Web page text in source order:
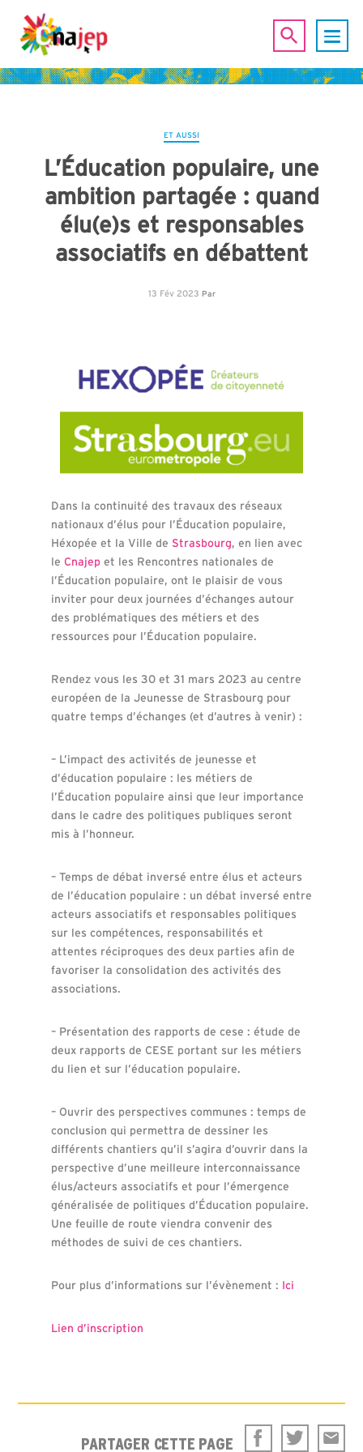
ET AUSSI
L’Éducation populaire, une
ambition partagée : quand
élu(e)s et responsables
associatifs en débattent
13 Fév 2023 Par
Dans la continuité des travaux des réseaux
nationaux d’élus pour l’Éducation populaire,
Héxopée et la Ville de Strasbourg, en lien avec
le Cnajepet les Rencontres nationales de
l’Éducation populaire, ont le plaisir de vous
inviter pour deux journées d’échanges autour
des problématiques des métiers et des
ressources pour l’Éducation populaire.
Rendez vous les 30 et 31 mars 2023 au centre
européen de la Jeunesse de Strasbourg pour
quatre temps d’échanges (et d’autres à venir) :
– L’impact des activités de jeunesse et
d’éducation populaire : les métiers de
l’Éducation populaire ainsi que leur importance
dans le cadre des politiques publiques seront
mis à l’honneur.
– Temps de débat inversé entre élus et acteurs
de l’éducation populaire : un débat inversé entre
acteurs associatifs et responsables politiques
sur les compétences, responsabilités et
attentes réciproques des deux parties afin de
favoriser la consolidation des activités des
associations.
– Présentation des rapports de cese : étude de
deux rapports de CESE portant sur les métiers
du lien et sur l’éducation populaire.
– Ouvrir des perspectives communes : temps de
conclusion qui permettra de dessiner les
différents chantiers qu’il s’agira d’ouvrir dans la
perspective d’une meilleure interconnaissance
élus/acteurs associatifs et pour l’émergence
généralisée de politiques d’Éducation populaire.
Une feuille de route viendra convenir des
méthodes de suivi de ces chantiers.
Pour plus d’informations sur l’évènement : Ici
Lien d’inscription
PARTAGER CETTE PAGE